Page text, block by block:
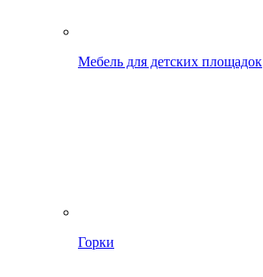
Мебель для детских площадок
Горки